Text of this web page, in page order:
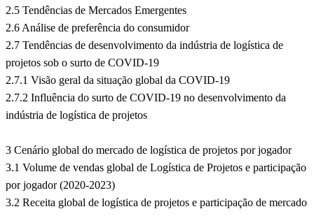
2.5 Tendências de Mercados Emergentes
2.6 Análise de preferência do consumidor
2.7 Tendências de desenvolvimento da indústria de logística de
projetos sob o surto de COVID-19
2.7.1 Visão geral da situação global da COVID-19
2.7.2 Influência do surto de COVID-19 no desenvolvimento da
indústria de logística de projetos
3 Cenário global do mercado de logística de projetos por jogador
3.1 Volume de vendas global de Logística de Projetos e participação
por jogador (2020-2023)
3.2 Receita global de logística de projetos e participação de mercado